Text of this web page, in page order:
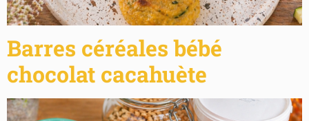
Barres céréales bébé
chocolat cacahuète